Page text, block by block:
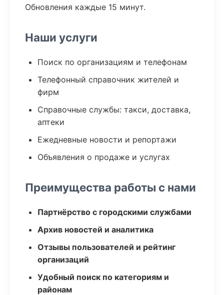
Обновления каждые 15 минут.
Наши услуги
Поиск по организациям и телефонам
Телефонный справочник жителей и
фирм
Справочные службы: такси, доставка,
аптеки
Ежедневные новости и репортажи
Объявления о продаже и услугах
Преимущества работы с нами
Партнёрство с городскими службами
Архив новостей и аналитика
Отзывы пользователей и рейтинг
организаций
Удобный поиск по категориям и
районам